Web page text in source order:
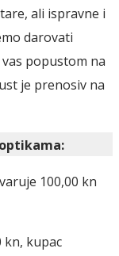
ali ispravne i
darovati
popustom na
je prenosiv na
100,00 kn
kn, kupac